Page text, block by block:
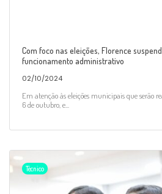
Com foco nas eleições, Florence
funcionamento administrativo
02/10/2024
Em atenção às eleições municipais que serão
6 de outubro, e...
Técnico